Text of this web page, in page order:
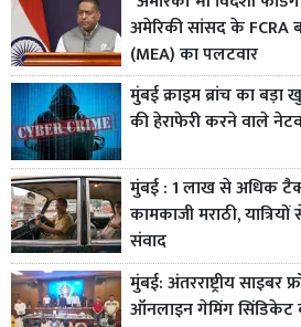
अमेरिकी सांसद के FCRA
(MEA) का पलटवार
मुंबई क्राइम ब्रांच का
की हेराफेरी करने वाले
मुंबई : 1 लाख से अधिक
कामकाजी मराठी,
संवाद
मुंबई: अंतरराष्ट्रीय साइबर
ऑनलाइन गेमिंग सिंडिकेट